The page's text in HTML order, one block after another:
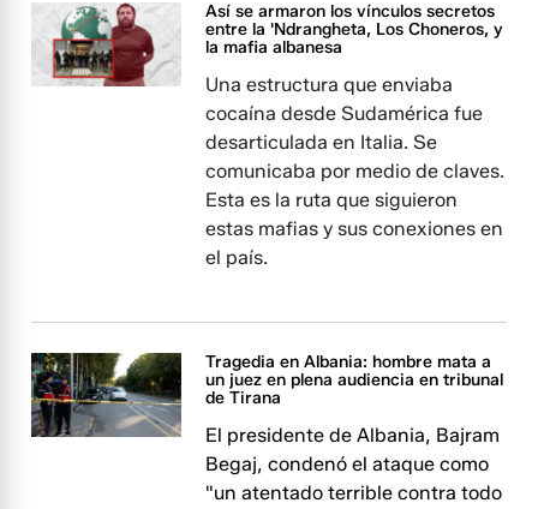
Así se armaron los vínculos secretos
entre la 'Ndrangheta, Los Choneros, y
la mafia albanesa
Una estructura que enviaba
cocaína desde Sudamérica fue
desarticulada en Italia. Se
comunicaba por medio de claves.
Esta es la ruta que siguieron
estas mafias y sus conexiones en
el país.
Tragedia en Albania: hombre mata a
un juez en plena audiencia en tribunal
de Tirana
El presidente de Albania, Bajram
Begaj, condenó el ataque como
"un atentado terrible contra todo